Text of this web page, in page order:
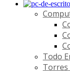
Todo
Torres